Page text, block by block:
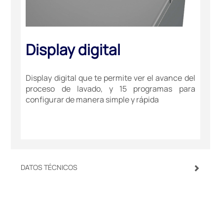
Display digital
Display digital que te permite ver el avance del
proceso de lavado, y 15 programas para
configurar de manera simple y rápida
DATOS TÉCNICOS